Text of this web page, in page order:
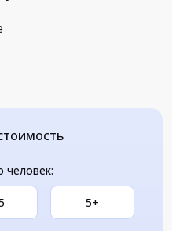
человек:
5+